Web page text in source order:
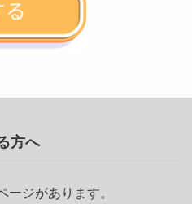
方へ
ジがあります。